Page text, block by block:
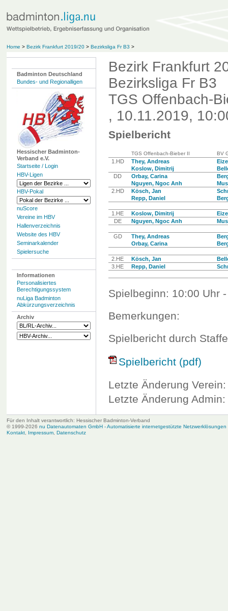
Home > Bezirk Frankfurt 2019/20 > Bezirksliga Fr B3 >
Badminton Deutschland
Bundes- und Regionalligen
Hessischer Badminton-
Verband e.V.
Startseite / Login
HBV-Ligen
HBV-Pokal
nuScore
Vereine im HBV
Hallenverzeichnis
Website des HBV
Seminarkalender
Spielersuche
Informationen
Personalisiertes
Berechtigungssystem
nuLiga Badminton
Abkürzungsverzeichnis
Archiv
Bezirk Frankfurt
Bezirksliga Fr B3
TGS Offenbach-
, 10.11.2019,
Spielbericht
TGS Offenbach-Bieber II BV
1.HD
They, Andreas
Koslow, Dimitrij
DD
Orbay, Carina
Nguyen, Ngoc Anh
2.HD
Kösch, Jan
Repp, Daniel
1.HE Koslow, Dimitrij
DE
Nguyen, Ngoc Anh
GD
They, Andreas
Orbay, Carina
2.HE Kösch, Jan
3.HE
Repp, Daniel
Spielbeginn: 10:00 Uhr
Bemerkungen:
Spielbericht durch
Spielbericht (pdf)
Letzte Änderung
Letzte Änderung
Für den Inhalt verantwortlich: Hessischer Badminton-Verband
© 1999-2026 nu Datenautomaten GmbH - Automatisierte internetgestützte Netzwerklösungen
Kontakt, Impressum, Datenschutz